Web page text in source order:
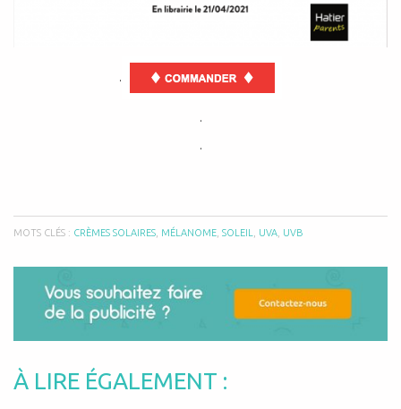
.
.
.
MOTS CLÉS : CRÈMES SOLAIRES MÉLANOME SOLEIL UVA UVB
À LIRE ÉGALEMENT :